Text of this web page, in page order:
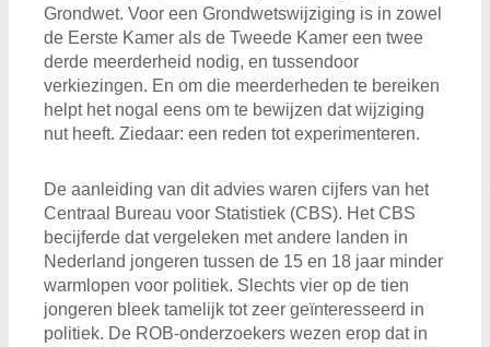
Grondwet. Voor een Grondwetswijziging is in zowel
de Eerste Kamer als de Tweede Kamer een twee
derde meerderheid nodig, en tussendoor
verkiezingen. En om die meerderheden te bereiken
helpt het nogal eens om te bewijzen dat wijziging
nut heeft. Ziedaar: een reden tot experimenteren.
De aanleiding van dit advies waren cijfers van het
Centraal Bureau voor Statistiek (CBS). Het CBS
becijferde dat vergeleken met andere landen in
Nederland jongeren tussen de 15 en 18 jaar minder
warmlopen voor politiek. Slechts vier op de tien
jongeren bleek tamelijk tot zeer geïnteresseerd in
politiek. De ROB-onderzoekers wezen erop dat in